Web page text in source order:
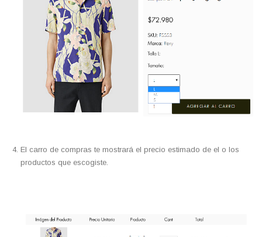
El carro de compras te mostrará el precio estimado de el o los
productos que escogiste.